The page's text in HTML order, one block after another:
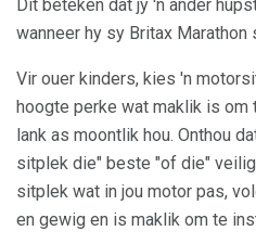
Dit beteken dat jy 'n ander
wanneer hy sy Britax Marathon
Vir ouer kinders, kies 'n
hoogte perke wat maklik is om
lank as moontlik hou. Onthou
sitplek die" beste "of die"
sitplek wat in jou motor pas,
en gewig en is maklik om te